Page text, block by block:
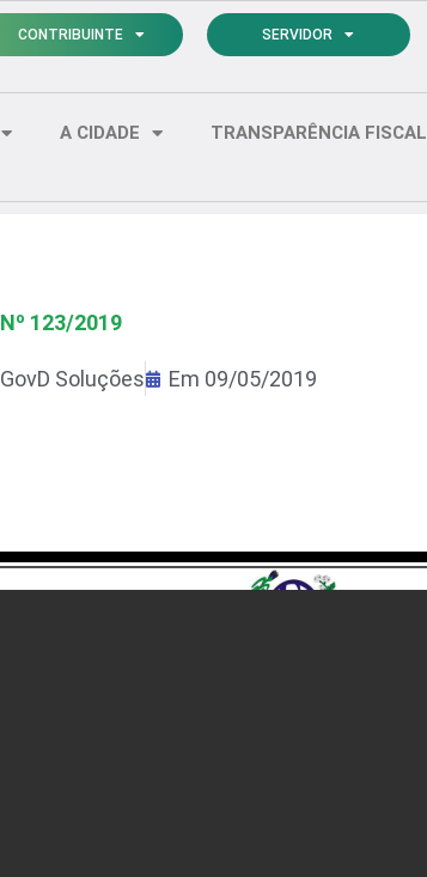
CONTRIBUINTE SERVIDOR
A CIDADE TRANSPARÊNCIA FISCAL
123/2019
GovD Soluções Em 09/05/2019